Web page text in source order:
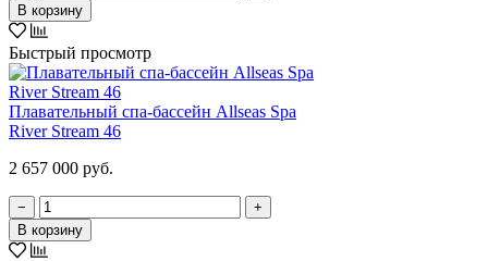
В корзину
Быстрый просмотр
Плавательный спа-бассейн Allseas Spa
River Stream 46
2 657 000 руб.
−
+
В корзину